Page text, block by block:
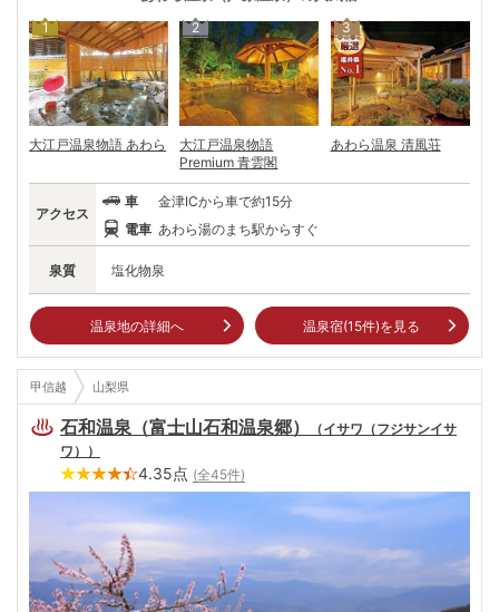
の奥座敷」。各宿自慢の庭園を眺めながら、日本海の幸をじっくりと味わ
う。旬の魚、蟹や若狭牛など福井の豊富な食材と、柔らかな泉質の温泉と
共にゆったり寛ぎの時間を過ごしたい。
1
大江戸温泉物語 あわら
2
大江戸温泉物語
Premium 青雲閣
3
あわら温泉 清風荘
泉質 塩化物泉
アクセス
車
金津ICから車で約15分
電車 あわら湯のまち駅からすぐ
温泉地の詳細へ 温泉宿(15件)を見る
甲信越 山梨県
石和温泉（富士山石和温泉郷） （イサワ（フジサンイサ
ワ） ）
4.35点 (全45件)